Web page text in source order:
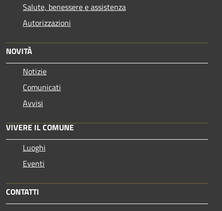
Salute, benessere e assistenza
Autorizzazioni
NOVITÀ
Notizie
Comunicati
Avvisi
VIVERE IL COMUNE
Luoghi
Eventi
CONTATTI